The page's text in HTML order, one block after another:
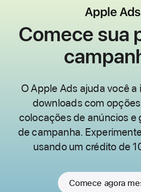
Comece sua
O Apple Ads ajuda você a
downloads com
colocações de anúncios e
de campanha.
usando um crédito de
Comece agora